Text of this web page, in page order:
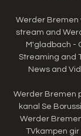
Werder Bremen
stream and
M'gladbach -
Streaming and
News and
Werder Bremen
kanal Se
Werder
TVkampen